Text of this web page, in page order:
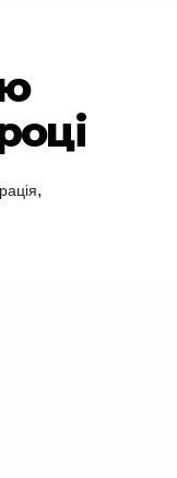
,